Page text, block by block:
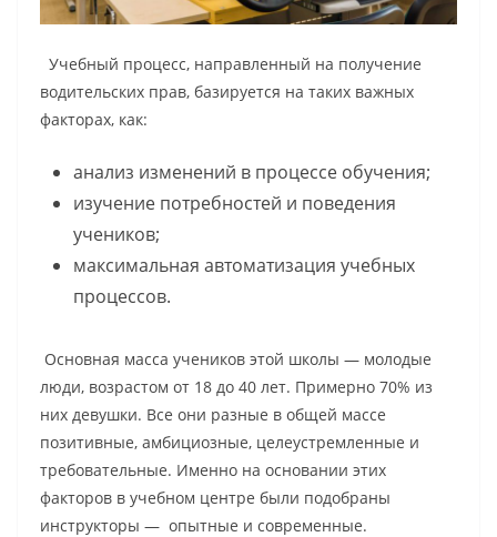
Учебный процесс, направленный на получение
водительских прав, базируется на таких важных
факторах, как:
анализ изменений в процессе обучения;
изучение потребностей и поведения
учеников;
максимальная автоматизация учебных
процессов.
Основная масса учеников этой школы — молодые
люди, возрастом от 18 до 40 лет. Примерно 70% из
них девушки. Все они разные в общей массе
позитивные, амбициозные, целеустремленные и
требовательные. Именно на основании этих
факторов в учебном центре были подобраны
инструкторы — опытные и современные.